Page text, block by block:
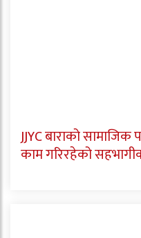
JJYC बाराको सामाजिक
काम गरिरहेको